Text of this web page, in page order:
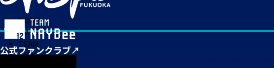
HOME
MATCH
TEAM
TICKET